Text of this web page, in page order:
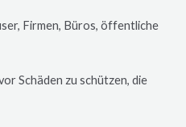
Firmen, Büros, öffentliche
Schäden zu schützen, die